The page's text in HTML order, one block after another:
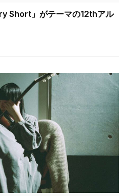
Short」がテーマの12thアル